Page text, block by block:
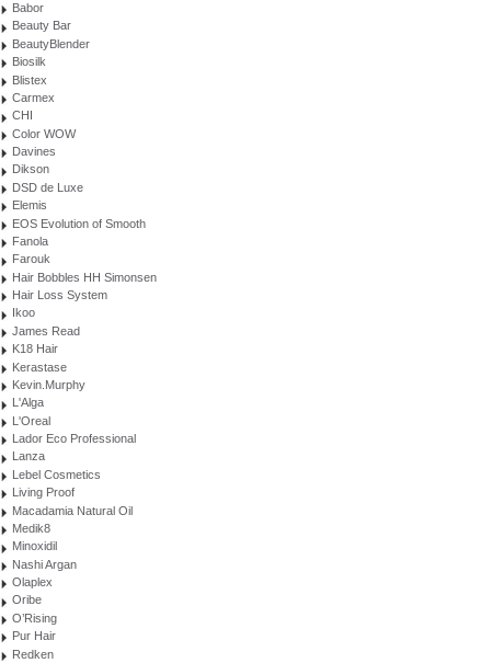
Babor
Beauty Bar
BeautyBlender
Biosilk
Blistex
Carmex
CHI
Color WOW
Davines
Dikson
DSD de Luxe
Elemis
EOS Evolution of Smooth
Fanola
Farouk
Hair Bobbles HH Simonsen
Hair Loss System
Ikoo
James Read
K18 Hair
Kerastase
Kevin.Murphy
L'Alga
L'Oreal
Lador Eco Professional
Lanza
Lebel Cosmetics
Living Proof
Macadamia Natural Oil
Medik8
Minoxidil
Nashi Argan
Olaplex
Oribe
O’Rising
Pur Hair
Redken